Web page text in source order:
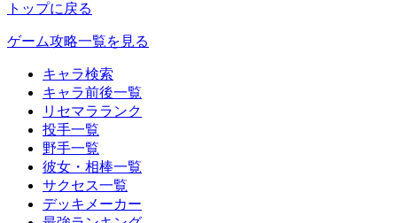
トップに戻る
ゲーム攻略一覧を見る
キャラ検索
キャラ前後一覧
リセマラランク
投手一覧
野手一覧
彼女・相棒一覧
サクセス一覧
デッキメーカー